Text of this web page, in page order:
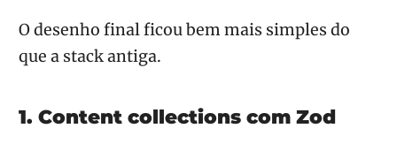
O desenho final ficou bem mais simples do
que a stack antiga.
1. Content collections com Zod